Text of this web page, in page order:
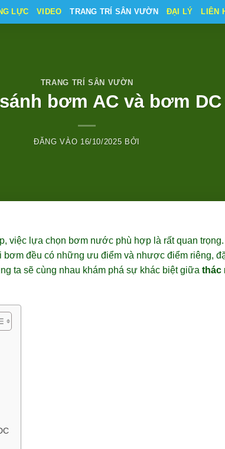
LỰC VIDEO TRANG TRÍ SÂN VƯỜN ĐẠI LÝ LIÊN
TRANG TRÍ SÂN VƯỜN
bơm AC và bơm
ĐĂNG VÀO 16/10/2025 BỞI
việc lựa chọn bơm nước phù hợp là rất quan
đều có những ưu điểm và nhược điểm riêng,
ta sẽ cùng nhau khám phá sự khác biệt giữa thác